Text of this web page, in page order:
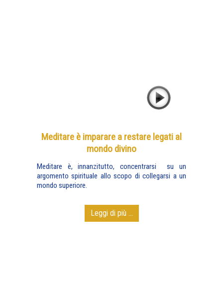
Meditare è imparare a restare legati al
mondo divino
Meditare è, innanzitutto, concentrarsi su un
argomento spirituale allo scopo di collegarsi a un
mondo superiore.
Leggi di più ...